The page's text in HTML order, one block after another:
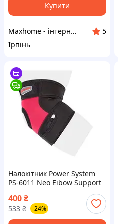
Купити
Maxhome - інтернет магазин
5
Ірпінь
Налокітник Power System
PS-6011 Neo Eibow Support
400₴
533 ₴ -24%